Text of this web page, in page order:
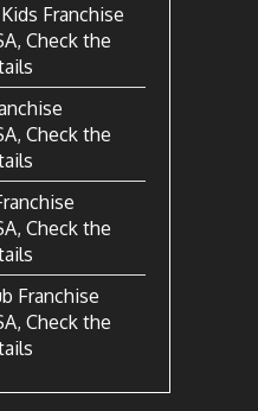
Franchise
Check the
Check the
Check the
Franchise
Check the